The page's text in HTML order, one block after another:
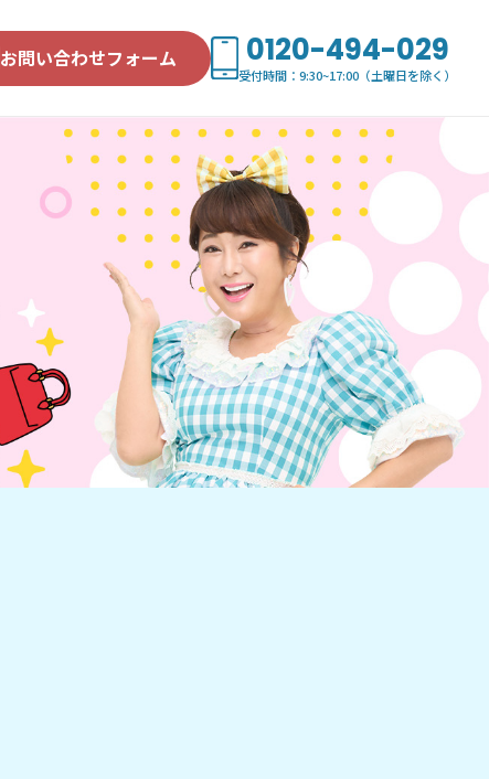
お問い合わせフォーム 0120-494-029
受付時間：9:30~17:00（土曜日を除く）